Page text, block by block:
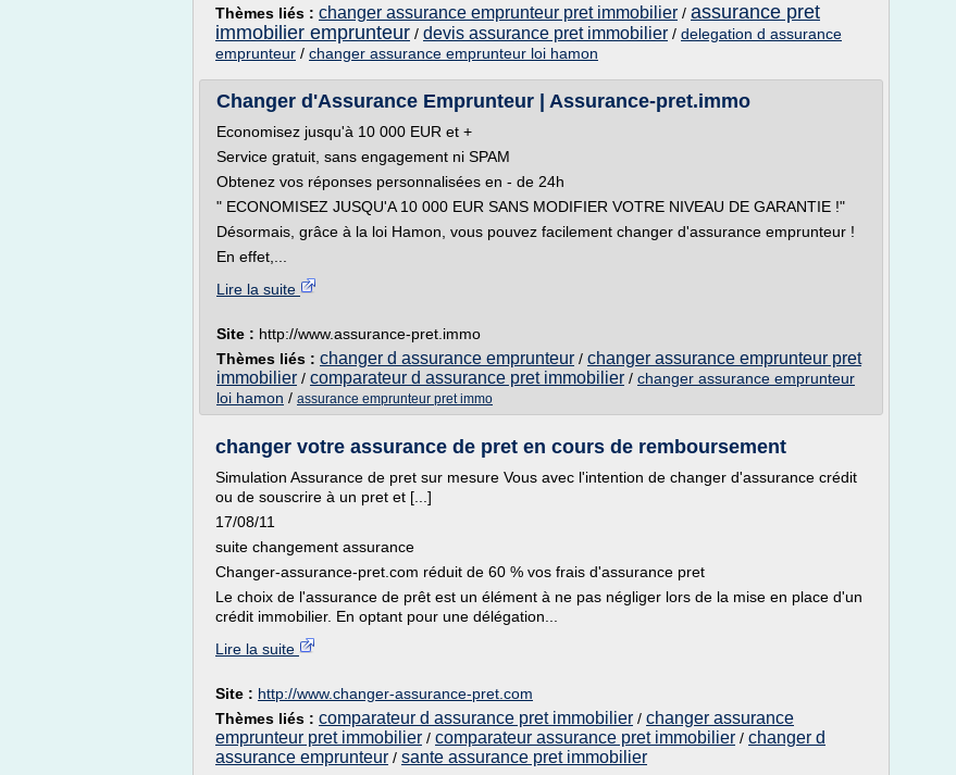
Thèmes liés : changer assurance emprunteur pret immobilier / assurance pret
immobilier emprunteur / devis assurance pret immobilier / delegation d assurance
emprunteur / changer assurance emprunteur loi hamon
Changer d'Assurance Emprunteur | Assurance-pret.immo
Economisez jusqu'à 10 000 EUR et +
Service gratuit, sans engagement ni SPAM
Obtenez vos réponses personnalisées en - de 24h
" ECONOMISEZ JUSQU'A 10 000 EUR SANS MODIFIER VOTRE NIVEAU DE GARANTIE !"
Désormais, grâce à la loi Hamon, vous pouvez facilement changer d'assurance emprunteur !
En effet,...
Lire la suite
Site : http://www.assurance-pret.immo
Thèmes liés : changer d assurance emprunteur / changer assurance emprunteur pret
immobilier / comparateur d assurance pret immobilier / changer assurance emprunteur
loi hamon / assurance emprunteur pret immo
changer votre assurance de pret en cours de remboursement
Simulation Assurance de pret sur mesure Vous avec l'intention de changer d'assurance crédit
ou de souscrire à un pret et [...]
17/08/11
suite changement assurance
Changer-assurance-pret.com réduit de 60 % vos frais d'assurance pret
Le choix de l'assurance de prêt est un élément à ne pas négliger lors de la mise en place d'un
crédit immobilier. En optant pour une délégation...
Lire la suite
Site : http://www.changer-assurance-pret.com
Thèmes liés : comparateur d assurance pret immobilier / changer assurance
emprunteur pret immobilier / comparateur assurance pret immobilier / changer d
assurance emprunteur / sante assurance pret immobilier